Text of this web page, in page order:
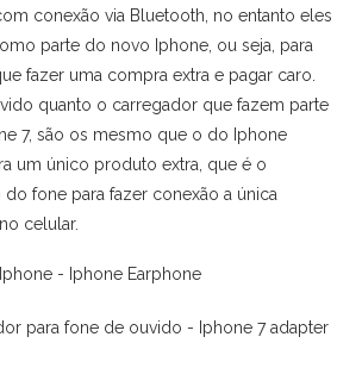
conexão via Bluetooth, no entanto eles
parte do novo Iphone, ou seja, para
fazer uma compra extra e pagar caro.
quanto o carregador que fazem parte
7, são os mesmo que o do Iphone
um único produto extra, que é o
fone para fazer conexão a única
celular.